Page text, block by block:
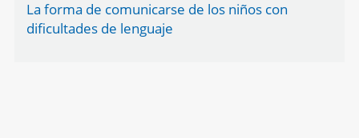
La forma de comunicarse de los niños con
dificultades de lenguaje